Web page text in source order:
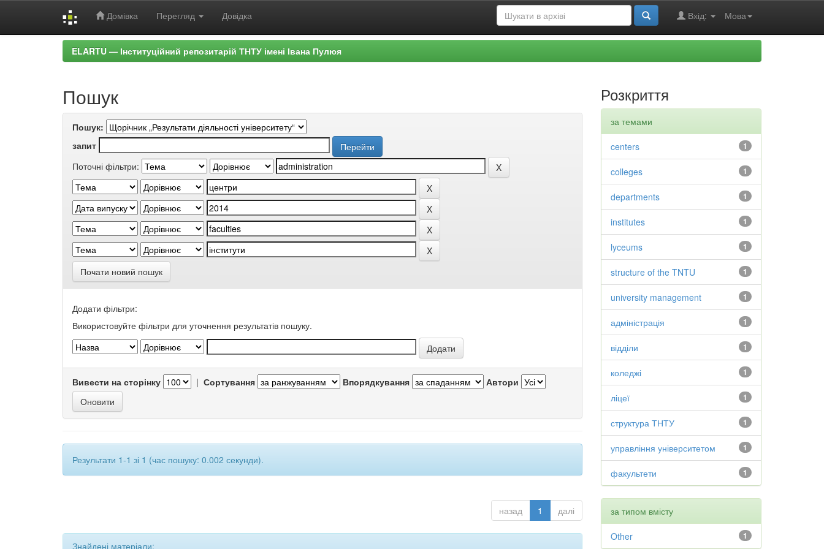
Домівка Перегляд Довідка Мова
Вхід:
ELARTU — Інституційний репозитарій ТНТУ імені Івана Пулюя
Пошук
Пошук:
запит
Поточні фільтри:
Почати новий пошук
Додати фільтри:
Використовуйте фільтри для уточнення результатів пошуку.
Вивести на сторінку | Сортування Впорядкування Автори
Результати 1-1 зі 1 (час пошуку: 0.002 секунди).
назад 1 далі
Знайдені матеріали:
Розкриття
за темами
1
centers
1
colleges
1
departments
1
institutes
1
lyceums
1
structure of the TNTU
1
university management
1
адміністрація
1
відділи
1
коледжі
1
ліцеї
1
структура ТНТУ
1
управління університетом
1
факультети
за типом вмісту
1
Other